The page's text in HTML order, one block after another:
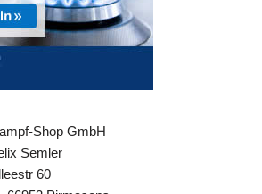
Shop GmbH
Semler
60